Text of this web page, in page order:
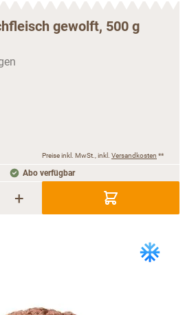
gewolft, 500 g
Preise inkl. MwSt., inkl. Versandkosten **
Abo verfügbar
+